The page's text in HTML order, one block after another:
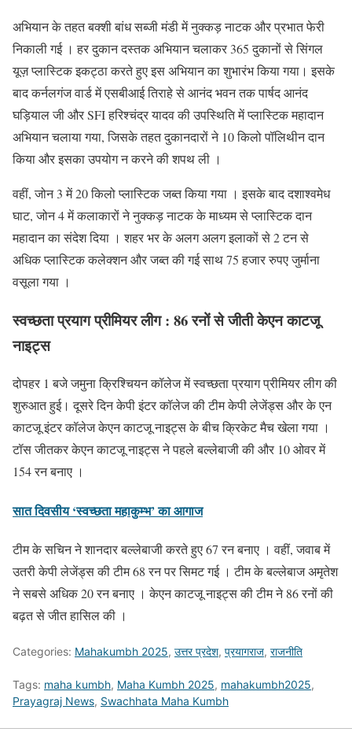
अभियान के तहत बक्शी बांध सब्जी मंडी में नुक्कड़ नाटक और प्रभात फेरी
निकाली गई । हर दुकान दस्तक अभियान चलाकर 365 दुकानों से सिंगल
यूज़ प्लास्टिक इकट्ठा करते हुए इस अभियान का शुभारंभ किया गया। इसके
बाद कर्नलगंज वार्ड में एसबीआई तिराहे से आनंद भवन तक पार्षद आनंद
घड़ियाल जी और SFI हरिश्चंद्र यादव की उपस्थिति में प्लास्टिक महादान
अभियान चलाया गया, जिसके तहत दुकानदारों ने 10 किलो पॉलिथीन दान
किया और इसका उपयोग न करने की शपथ ली ।
वहीं, जोन 3 में 20 किलो प्लास्टिक जब्त किया गया । इसके बाद दशाश्वमेध
घाट, जोन 4 में कलाकारों ने नुक्कड़ नाटक के माध्यम से प्लास्टिक दान
महादान का संदेश दिया । शहर भर के अलग अलग इलाकों से 2 टन से
अधिक प्लास्टिक कलेक्शन और जब्त की गई साथ 75 हजार रुपए जुर्माना
वसूला गया ।
स्वच्छता प्रयाग प्रीमियर लीग : 86 रनों से जीती केएन काटजू
नाइट्स
दोपहर 1 बजे जमुना क्रिश्चियन कॉलेज में स्वच्छता प्रयाग प्रीमियर लीग की
शुरुआत हुई। दूसरे दिन केपी इंटर कॉलेज की टीम केपी लेजेंड्स और के एन
काटजू इंटर कॉलेज केएन काटजू नाइट्स के बीच क्रिकेट मैच खेला गया ।
टॉस जीतकर केएन काटजू नाइट्स ने पहले बल्लेबाजी की और 10 ओवर में
154 रन बनाए ।
सात दिवसीय ‘स्वच्छता महाकुम्भ’ का आगाज
टीम के सचिन ने शानदार बल्लेबाजी करते हुए 67 रन बनाए । वहीं, जवाब में
उतरी केपी लेजेंड्स की टीम 68 रन पर सिमट गई । टीम के बल्लेबाज अमृतेश
ने सबसे अधिक 20 रन बनाए । केएन काटजू नाइट्स की टीम ने 86 रनों की
बढ़त से जीत हासिल की ।
Categories: Mahakumbh 2025, उत्तर प्रदेश, प्रयागराज, राजनीति
Tags: maha kumbh, Maha Kumbh 2025, mahakumbh2025,
Prayagraj News, Swachhata Maha Kumbh